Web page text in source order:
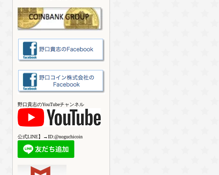
野口貴志のYouTubeチャンネル
公式LINE】→ID:@noguchicoin